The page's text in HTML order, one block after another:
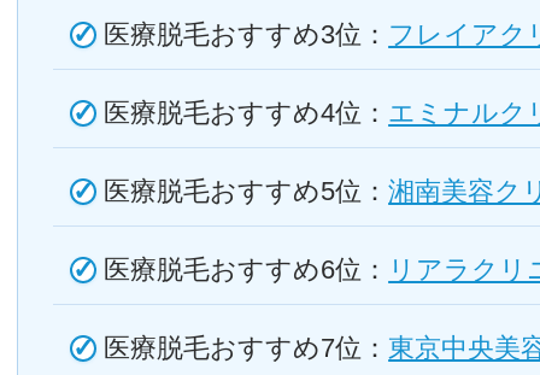
医療脱毛おすすめ3位： フレイアク
医療脱毛おすすめ4位： エミナルク
医療脱毛おすすめ5位：湘南美容ク
医療脱毛おすすめ6位： リアラクリ
医療脱毛おすすめ7位： 東京中央美